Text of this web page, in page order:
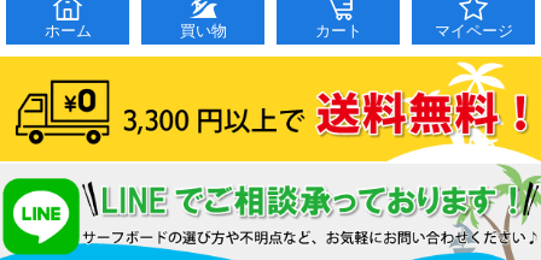
ホーム 買い物 カート マイページ